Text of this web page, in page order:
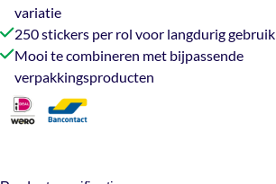
variatie
250 stickers per rol voor langdurig gebruik
Mooi te combineren met bijpassende
verpakkingsproducten